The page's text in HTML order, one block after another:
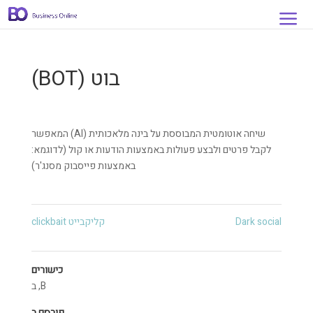
בוט (BOT)
שיחה אוטומטית המבוססת על בינה מלאכותית (AI) המאפשר
לקבל פרטים ולבצע פעולות באמצעות הודעות או קול (לדוגמא:
באמצעות פייסבוק מסנג'ר)
קליקבייט clickbait Dark social
כישורים
B
,ב